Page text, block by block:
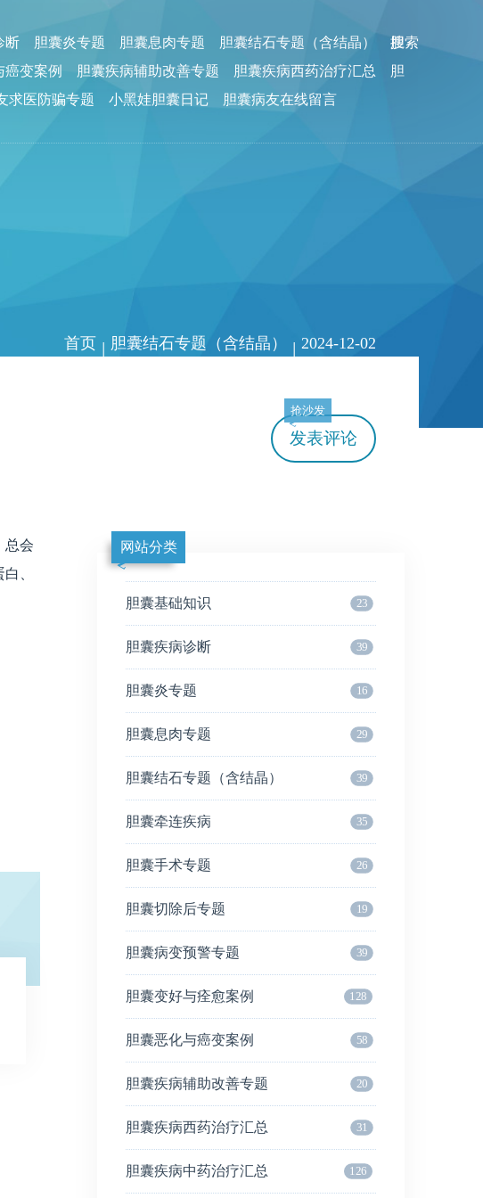
断 胆囊炎专题 胆囊息肉专题 胆囊结石专题（含结晶）
胆
癌变案例 胆囊疾病辅助改善专题 胆囊疾病西药治疗汇总
胆
求医防骗专题 小黑娃胆囊日记 胆囊病友在线留言
搜索
首页 | 胆囊结石专题（含结晶） | 2024-12-02
抢沙发
发表评论
总会
、
网站分类
胆囊基础知识 23
胆囊疾病诊断 39
胆囊炎专题 16
胆囊息肉专题 29
胆囊结石专题（含结晶） 39
胆囊牵连疾病 35
胆囊手术专题 26
胆囊切除后专题 19
胆囊病变预警专题 39
胆囊变好与痊愈案例 128
胆囊恶化与癌变案例 58
胆囊疾病辅助改善专题 20
胆囊疾病西药治疗汇总 31
胆囊疾病中药治疗汇总 126